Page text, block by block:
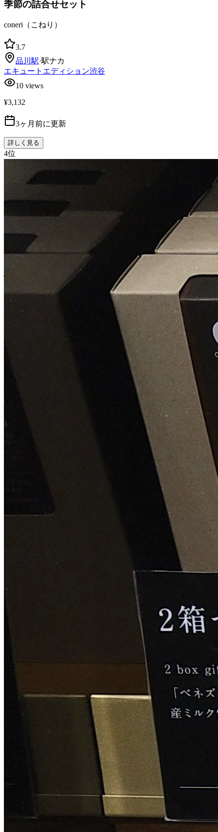
季節の詰合せセット
coneri（こねり）
3.7
品川 駅·駅ナカ
エキュートエディション渋谷
10 views
¥3,132
3ヶ月前に更新
詳しく見る
4位